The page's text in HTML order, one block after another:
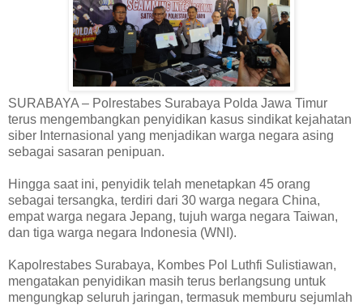
SURABAYA – Polrestabes Surabaya Polda Jawa Timur
terus mengembangkan penyidikan kasus sindikat kejahatan
siber Internasional yang menjadikan warga negara asing
sebagai sasaran penipuan.
Hingga saat ini, penyidik telah menetapkan 45 orang
sebagai tersangka, terdiri dari 30 warga negara China,
empat warga negara Jepang, tujuh warga negara Taiwan,
dan tiga warga negara Indonesia (WNI).
Kapolrestabes Surabaya, Kombes Pol Luthfi Sulistiawan,
mengatakan penyidikan masih terus berlangsung untuk
mengungkap seluruh jaringan, termasuk memburu sejumlah